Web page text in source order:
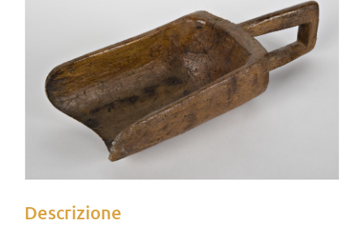
Descrizione